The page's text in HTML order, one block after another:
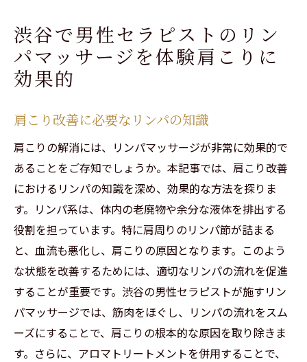
渋谷で男性セラピストのリン
パマッサージを体験肩こりに
効果的
肩こり改善に必要なリンパの知識
肩こりの解消には、リンパマッサージが非常に効果的で
あることをご存知でしょうか。本記事では、肩こり改善
におけるリンパの知識を深め、効果的な方法を探りま
す。リンパ系は、体内の老廃物や余分な液体を排出する
役割を担っています。特に肩周りのリンパ節が詰まる
と、血流も悪化し、肩こりの原因となります。このよう
な状態を改善するためには、適切なリンパの流れを促進
することが重要です。渋谷の男性セラピストが施すリン
パマッサージでは、筋肉をほぐし、リンパの流れをスム
ーズにすることで、肩こりの根本的な原因を取り除きま
す。さらに、アロマトリートメントを併用することで、